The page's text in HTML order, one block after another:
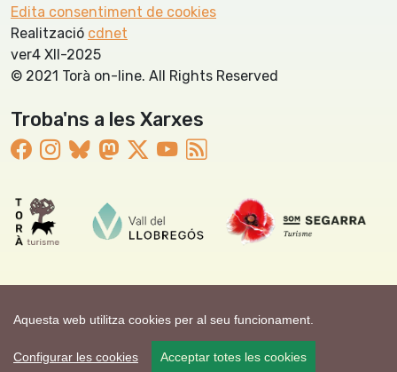
Aquesta web utilitza cookies per al seu funcionament.
Configurar les cookies Acceptar totes les cookies
Edita consentiment de cookies
Realització cdnet
ver4 XII-2025
© 2021 Torà on-line. All Rights Reserved
Troba'ns a les Xarxes